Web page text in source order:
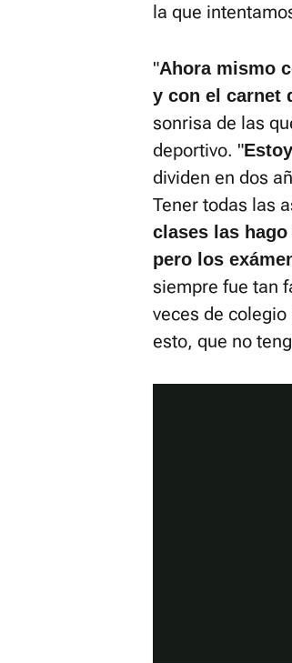
la que
"Ahora mismo
y con el carnet
sonrisa de las
deportivo. "
dividen en dos
Tener todas las
clases las
pero los
siempre fue tan
veces de
esto, que no